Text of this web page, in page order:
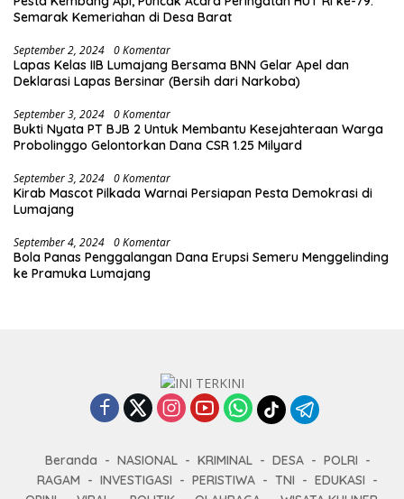
Semarak Kemeriahan di Desa Barat
September 2, 2024 0 Komentar
Lapas Kelas IIB Lumajang Bersama BNN Gelar Apel dan
Deklarasi Lapas Bersinar (Bersih dari Narkoba)
September 3, 2024 0 Komentar
Bukti Nyata PT BJB 2 Untuk Membantu Kesejahteraan Warga
Probolinggo Gelontorkan Dana CSR 1.25 Milyard
September 3, 2024 0 Komentar
Kirab Mascot Pilkada Warnai Persiapan Pesta Demokrasi di
Lumajang
September 4, 2024 0 Komentar
Bola Panas Penggalangan Dana Erupsi Semeru Menggelinding
ke Pramuka Lumajang
Beranda NASIONAL KRIMINAL DESA
POLRI
RAGAM
INVESTIGASI PERISTIWA TNI
EDUKASI